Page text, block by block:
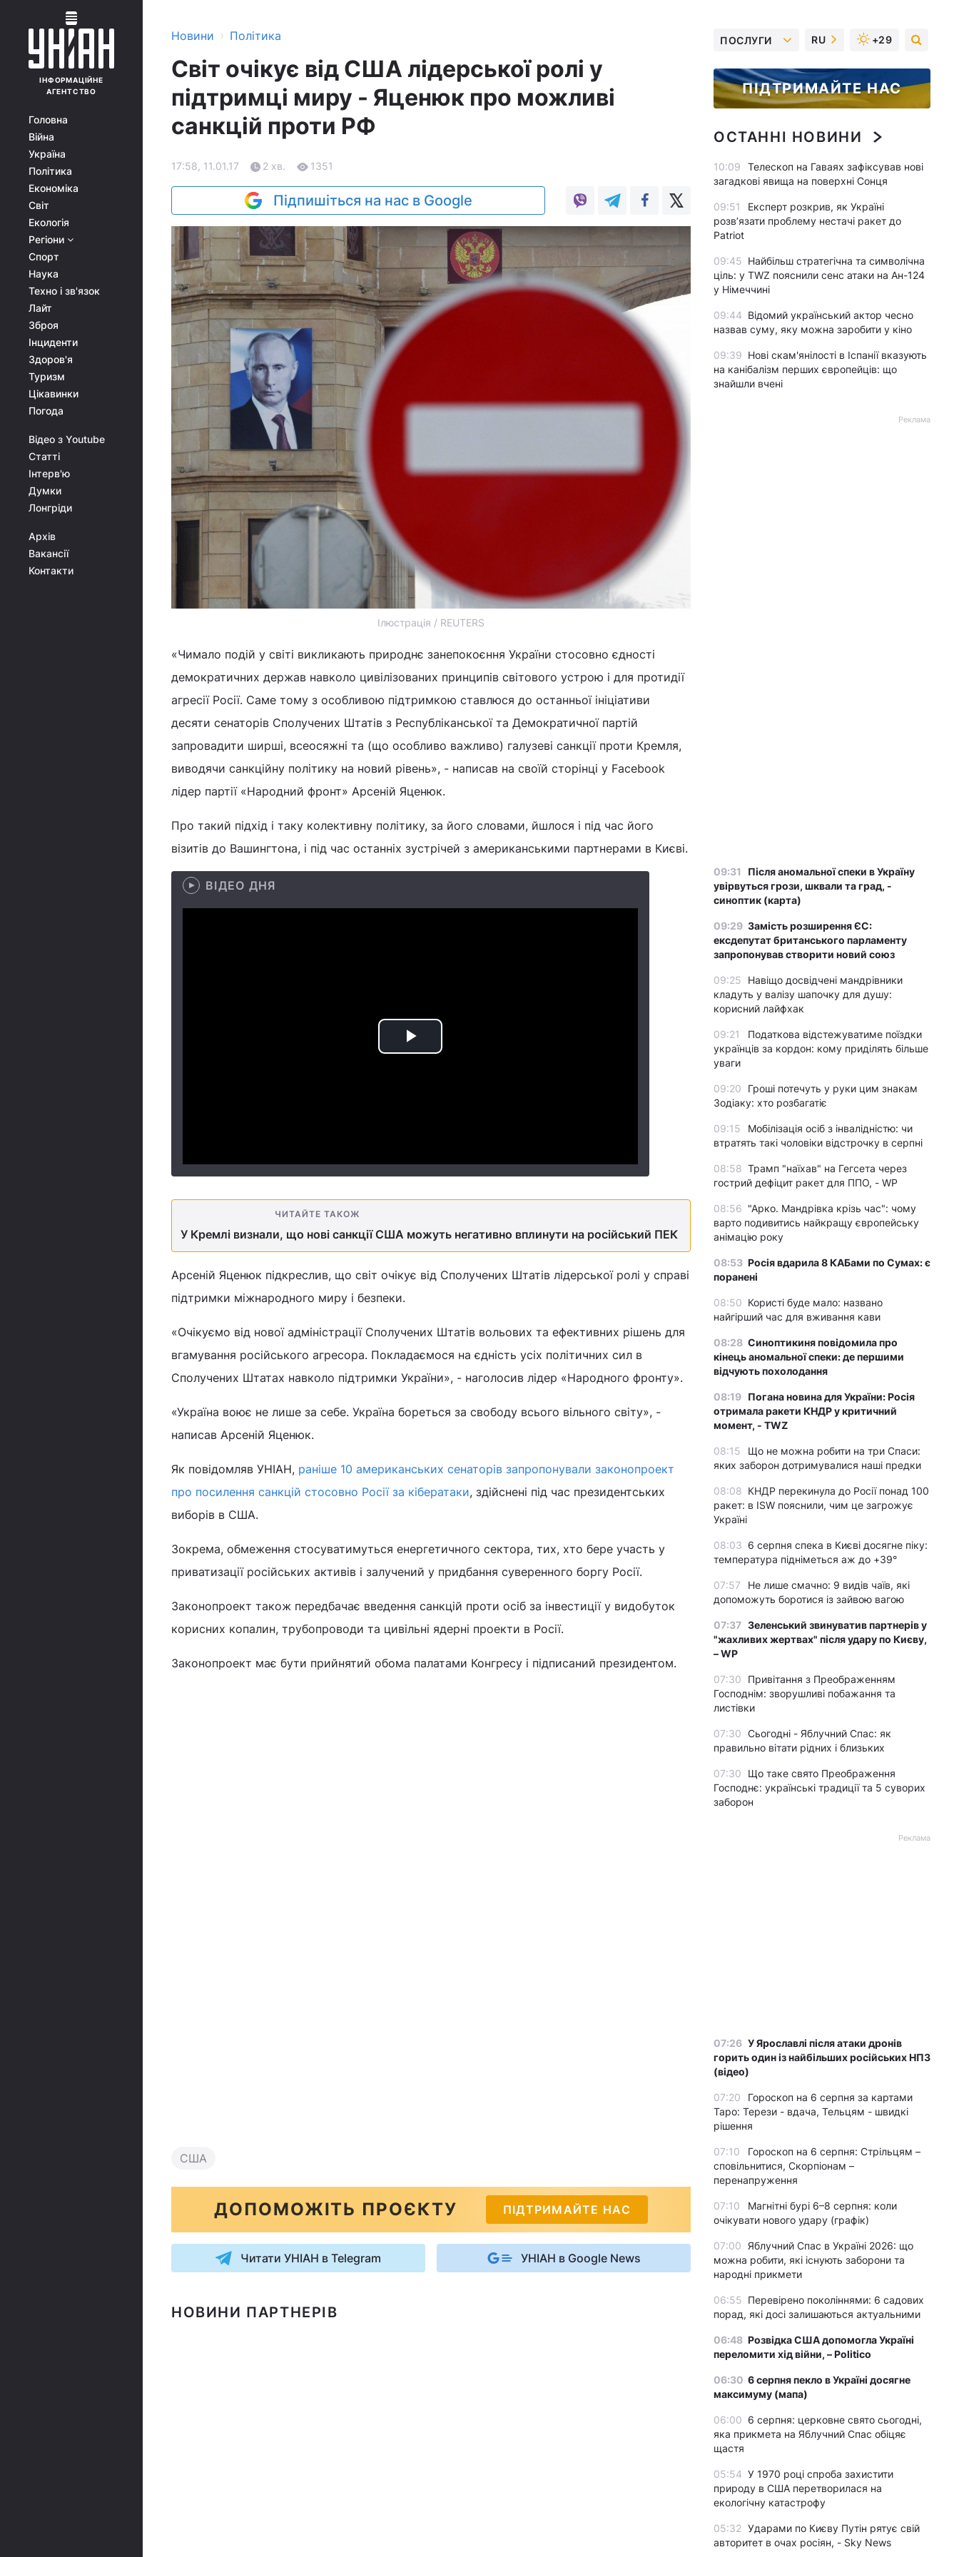
ІНФОРМАЦІЙНЕ
АГЕНТСТВО
Головна
Війна
Україна
Політика
Економіка
Світ
Екологія
Регіони
Спорт
Наука
Техно і зв'язок
Лайт
Зброя
Інциденти
Здоров'я
Туризм
Цікавинки
Погода
Відео з Youtube
Статті
Інтерв'ю
Думки
Лонгріди
Архів
Вакансії
Контакти
Новини › Політика
Світ очікує від США лідерської ролі у
підтримці миру - Яценюк про можливі
санкцій проти РФ
17:58, 11.01.17 2 хв. 1351
Підпишіться на нас в Google
Ілюстрація / REUTERS
«Чимало подій у світі викликають природнє занепокоєння України стосовно єдності
демократичних держав навколо цивілізованих принципів світового устрою і для протидії
агресії Росії. Саме тому з особливою підтримкою ставлюся до останньої ініціативи
десяти сенаторів Сполучених Штатів з Республіканської та Демократичної партій
запровадити ширші, всеосяжні та (що особливо важливо) галузеві санкції проти Кремля,
виводячи санкційну політику на новий рівень», - написав на своїй сторінці у Facebook
лідер партії «Народний фронт» Арсеній Яценюк.
Про такий підхід і таку колективну політику, за його словами, йшлося і під час його
візитів до Вашингтона, і під час останніх зустрічей з американськими партнерами в Києві.
ВІДЕО ДНЯ
Play
ЧИТАЙТЕ ТАКОЖ
У Кремлі визнали, що нові санкції США можуть негативно вплинути на російський ПЕК
Арсеній Яценюк підкреслив, що світ очікує від Сполучених Штатів лідерської ролі у справі
підтримки міжнародного миру і безпеки.
«Очікуємо від нової адміністрації Сполучених Штатів вольових та ефективних рішень для
вгамування російського агресора. Покладаємося на єдність усіх політичних сил в
Сполучених Штатах навколо підтримки України», - наголосив лідер «Народного фронту».
«Україна воює не лише за себе. Україна бореться за свободу всього вільного світу», -
написав Арсеній Яценюк.
Як повідомляв УНІАН, раніше 10 американських сенаторів запропонували законопроект
про посилення санкцій стосовно Росії за кібератаки, здійснені під час президентських
виборів в США.
Зокрема, обмеження стосуватимуться енергетичного сектора, тих, хто бере участь у
приватизації російських активів і залучений у придбання суверенного боргу Росії.
Законопроект також передбачає введення санкцій проти осіб за інвестиції у видобуток
корисних копалин, трубопроводи та цивільні ядерні проекти в Росії.
Законопроект має бути прийнятий обома палатами Конгресу і підписаний президентом.
США
ДОПОМОЖІТЬ ПРОЄКТУ ПІДТРИМАЙТЕ НАС
Читати УНІАН в Telegram УНІАН в Google News
НОВИНИ ПАРТНЕРІВ
ПОСЛУГИ RU +29
ПІДТРИМАЙТЕ НАС
ОСТАННІ НОВИНИ
10:09
Телескоп на Гаваях зафіксував нові
загадкові явища на поверхні Сонця
09:51
Експерт розкрив, як Україні
розвʼязати проблему нестачі ракет до
Patriot
09:45 Найбільш стратегічна та символічна
ціль: у TWZ пояснили сенс атаки на Ан-124
у Німеччині
09:44 Відомий український актор чесно
назвав суму, яку можна заробити у кіно
09:39 Нові скам'янілості в Іспанії вказують
на канібалізм перших європейців: що
знайшли вчені
Реклама
09:31
Після аномальної спеки в Україну
увірвуться грози, шквали та град, -
синоптик (карта)
09:29 Замість розширення ЄС:
ексдепутат британського парламенту
запропонував створити новий союз
09:25
Навіщо досвідчені мандрівники
кладуть у валізу шапочку для душу:
корисний лайфхак
09:21
Податкова відстежуватиме поїздки
українців за кордон: кому приділять більше
уваги
09:20
Гроші потечуть у руки цим знакам
Зодіаку: хто розбагатіє
09:15
Мобілізація осіб з інвалідністю: чи
втратять такі чоловіки відстрочку в серпні
08:58 Трамп "наїхав" на Гегсета через
гострий дефіцит ракет для ППО, - WP
08:56 "Арко. Мандрівка крізь час": чому
варто подивитись найкращу європейську
анімацію року
08:53 Росія вдарила 8 КАБами по Сумах: є
поранені
08:50 Користі буде мало: названо
найгірший час для вживання кави
08:28 Синоптикиня повідомила про
кінець аномальної спеки: де першими
відчують похолодання
08:19 Погана новина для України: Росія
отримала ракети КНДР у критичний
момент, - TWZ
08:15
Що не можна робити на три Спаси:
яких заборон дотримувалися наші предки
08:08 КНДР перекинула до Росії понад 100
ракет: в ISW пояснили, чим це загрожує
Україні
08:03 6 серпня спека в Києві досягне піку:
температура підніметься аж до +39°
07:57
Не лише смачно: 9 видів чаїв, які
допоможуть боротися із зайвою вагою
07:37 Зеленський звинуватив партнерів у
"жахливих жертвах" після удару по Києву,
– WP
07:30
Привітання з Преображенням
Господнім: зворушливі побажання та
листівки
07:30 Сьогодні - Яблучний Спас: як
правильно вітати рідних і близьких
07:30
Що таке свято Преображення
Господнє: українські традиції та 5 суворих
заборон
Реклама
07:26 У Ярославлі після атаки дронів
горить один із найбільших російських НПЗ
(відео)
07:20
Гороскоп на 6 серпня за картами
Таро: Терези - вдача, Тельцям - швидкі
рішення
07:10
Гороскоп на 6 серпня: Стрільцям –
сповільнитися, Скорпіонам –
перенапруження
07:10
Магнітні бурі 6–8 серпня: коли
очікувати нового удару (графік)
07:00 Яблучний Спас в Україні 2026: що
можна робити, які існують заборони та
народні прикмети
06:55 Перевірено поколіннями: 6 садових
порад, які досі залишаються актуальними
06:48 Розвідка США допомогла Україні
переломити хід війни, – Politico
06:30 6 серпня пекло в Україні досягне
максимуму (мапа)
06:00 6 серпня: церковне свято сьогодні,
яка прикмета на Яблучний Спас обіцяє
щастя
05:54 У 1970 році спроба захистити
природу в США перетворилася на
екологічну катастрофу
05:32 Ударами по Києву Путін рятує свій
авторитет в очах росіян, - Sky News